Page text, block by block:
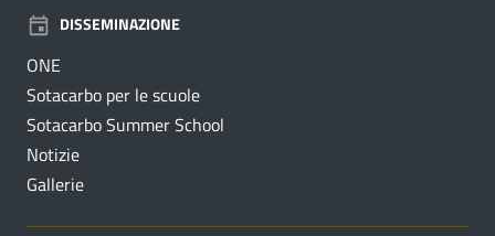
DISSEMINAZIONE
ONE
Sotacarbo per le scuole
Sotacarbo Summer School
Notizie
Gallerie